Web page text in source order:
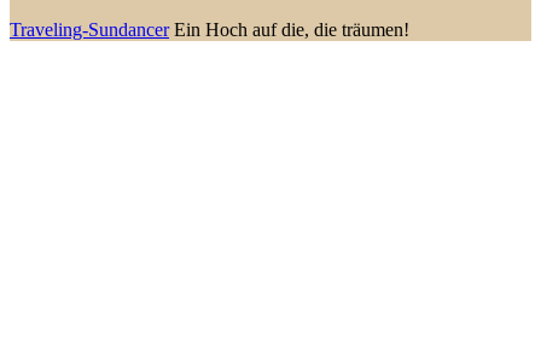
Traveling-SundancerEin Hoch auf die, die träumen!